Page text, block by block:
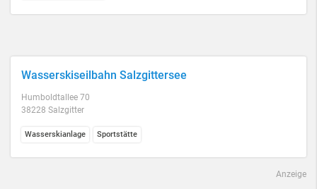
Wasserskiseilbahn Salzgittersee
Humboldtallee 70
38228 Salzgitter
Wasserskianlage Sportstätte
Anzeige